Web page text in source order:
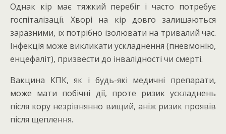
Однак кір має тяжкий перебіг і часто потребує
госпіталізації. Хворі на кір довго залишаються
заразними, їх потрібно ізолювати на тривалий час.
Інфекція може викликати ускладнення (пневмонію,
енцефаліт), призвести до інвалідності чи смерті.
Вакцина КПК, як і будь-які медичні препарати,
може мати побічні дії, проте ризик ускладнень
після кору незрівнянно вищий, аніж ризик проявів
після щеплення.